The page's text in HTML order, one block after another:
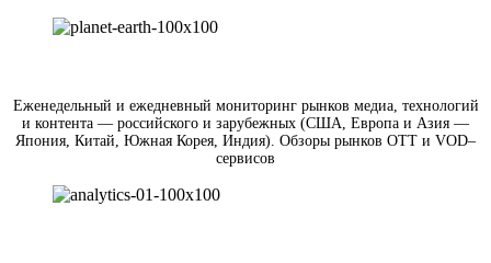
Еженедельный и ежедневный мониторинг рынков медиа, технологий
и контента — российского и зарубежных (США, Европа и Азия —
Япония, Китай, Южная Корея, Индия). Обзоры рынков OTT и VOD–
сервисов